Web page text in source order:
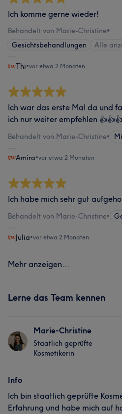
Ich komme gerne wieder!
Behandelt von Marie-Christine•
Gesichtsbehandlungen
Alle
Thi•vor etwa 2 Monaten
Ich war das erste Mal da und
ich nur weiter empfehlen
Behandelt von Marie-Christine•
Amira•vor etwa 2 Monaten
Ich habe mich sehr gut
Behandelt von Marie-Christine•
Julia•vor etwa 2 Monaten
Mehr anzeigen...
Lerne das Team kennen
Marie-Christine
Staatlich geprüfte
Kosmetikerin
Info
Ich bin staatlich geprüfte
Erfahrung und habe mich auf